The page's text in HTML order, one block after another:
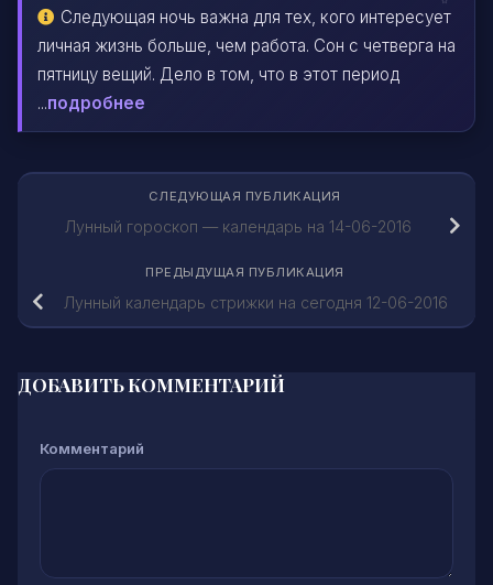
Следующая ночь важна для тех, кого интересует
личная жизнь больше, чем работа. Сон с четверга на
пятницу вещий. Дело в том, что в этот период
...подробнее
СЛЕДУЮЩАЯ ПУБЛИКАЦИЯ
Лунный гороскоп — календарь на 14-06-2016
ПРЕДЫДУЩАЯ ПУБЛИКАЦИЯ
Лунный календарь стрижки на сегодня 12-06-2016
ДОБАВИТЬ КОММЕНТАРИЙ
Комментарий